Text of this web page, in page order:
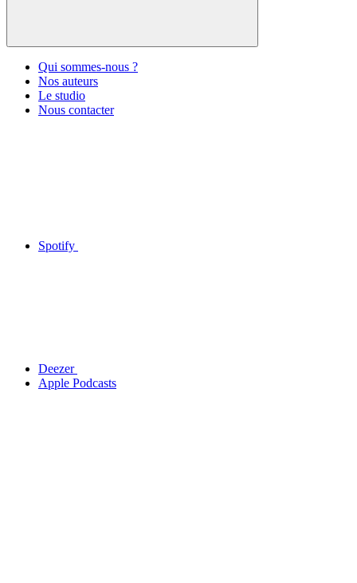
Qui sommes-nous ?
Nos auteurs
Le studio
Nous contacter
Spotify
Deezer
Apple Podcasts